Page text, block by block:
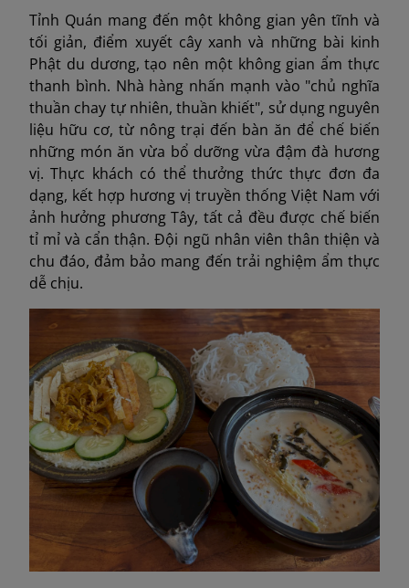
Tỉnh Quán mang đến một không gian yên tĩnh và
tối giản, điểm xuyết cây xanh và những bài kinh
Phật du dương, tạo nên một không gian ẩm thực
thanh bình. Nhà hàng nhấn mạnh vào "chủ nghĩa
thuần chay tự nhiên, thuần khiết", sử dụng nguyên
liệu hữu cơ, từ nông trại đến bàn ăn để chế biến
những món ăn vừa bổ dưỡng vừa đậm đà hương
vị. Thực khách có thể thưởng thức thực đơn đa
dạng, kết hợp hương vị truyền thống Việt Nam với
ảnh hưởng phương Tây, tất cả đều được chế biến
tỉ mỉ và cẩn thận. Đội ngũ nhân viên thân thiện và
chu đáo, đảm bảo mang đến trải nghiệm ẩm thực
dễ chịu.